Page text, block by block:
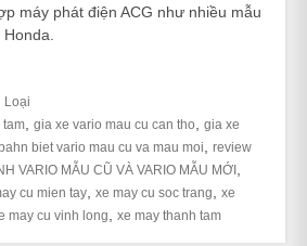
máy phát điện ACG như nhiều mẫu
Loại
tam, gia xe vario mau cu can tho, gia xe
biet vario mau cu va mau moi, review
VARIO MẪU CŨ VÀ VARIO MẪU MỚI ,
cu mien tay, xe may cu soc trang, xe
may cu vinh long, xe may thanh tam